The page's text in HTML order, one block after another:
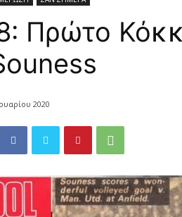
Πρώτο
2020